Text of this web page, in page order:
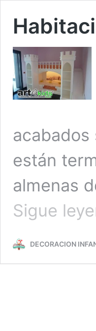
acabados
están
almenas
Sigue
DECORACION